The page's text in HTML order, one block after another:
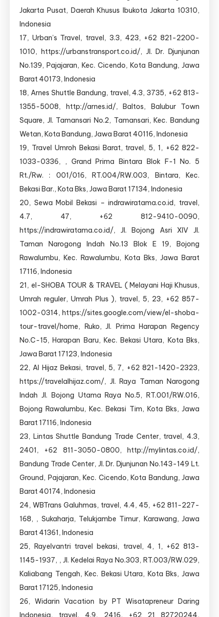
Jakarta Pusat, Daerah Khusus Ibukota Jakarta 10310,
Indonesia
17, Urban’s Travel, travel, 3.3, 423, +62 821-2200-
1010, https://urbanstransport.co.id/, Jl. Dr. Djunjunan
No.139, Pajajaran, Kec. Cicendo, Kota Bandung, Jawa
Barat 40173, Indonesia
18, Arnes Shuttle Bandung, travel, 4.3, 3735, +62 813-
1355-5008, http://arnes.id/, Baltos, Balubur Town
Square, Jl. Tamansari No.2, Tamansari, Kec. Bandung
Wetan, Kota Bandung, Jawa Barat 40116, Indonesia
19, Travel Umroh Bekasi Barat, travel, 5, 1, +62 822-
1033-0336, , Grand Prima Bintara Blok F-1 No. 5
Rt./Rw. : 001/016, RT.004/RW.003, Bintara, Kec.
Bekasi Bar., Kota Bks, Jawa Barat 17134, Indonesia
20, Sewa Mobil Bekasi – indrawiratama.co.id, travel,
4.7, 47, +62 812-9410-0090,
https://indrawiratama.co.id/, Jl. Bojong Asri XIV Jl.
Taman Narogong Indah No.13 Blok E 19, Bojong
Rawalumbu, Kec. Rawalumbu, Kota Bks, Jawa Barat
17116, Indonesia
21, el-SHOBA TOUR & TRAVEL ( Melayani Haji Khusus,
Umrah reguler, Umrah Plus ), travel, 5, 23, +62 857-
1002-0314, https://sites.google.com/view/el-shoba-
tour-travel/home, Ruko, Jl. Prima Harapan Regency
No.C-15, Harapan Baru, Kec. Bekasi Utara, Kota Bks,
Jawa Barat 17123, Indonesia
22, Al Hijaz Bekasi, travel, 5, 7, +62 821-1420-2323,
https://travelalhijaz.com/, Jl. Raya Taman Narogong
Indah Jl. Bojong Utama Raya No.5, RT.001/RW.016,
Bojong Rawalumbu, Kec. Bekasi Tim, Kota Bks, Jawa
Barat 17116, Indonesia
23, Lintas Shuttle Bandung Trade Center, travel, 4.3,
2401, +62 811-3050-0800, http://mylintas.co.id/,
Bandung Trade Center, Jl. Dr. Djunjunan No.143-149 Lt.
Ground, Pajajaran, Kec. Cicendo, Kota Bandung, Jawa
Barat 40174, Indonesia
24, WBTrans Galuhmas, travel, 4.4, 45, +62 811-227-
168, , Sukaharja, Telukjambe Timur, Karawang, Jawa
Barat 41361, Indonesia
25, Rayelvantri travel bekasi, travel, 4, 1, +62 813-
1145-1937, , Jl. Kedelai Raya No.303, RT.003/RW.029,
Kaliabang Tengah, Kec. Bekasi Utara, Kota Bks, Jawa
Barat 17125, Indonesia
26, Widarin Vacation by PT Wisatapreneur Daring
Indonesia, travel, 4.9, 2416, +62 21 82720244,